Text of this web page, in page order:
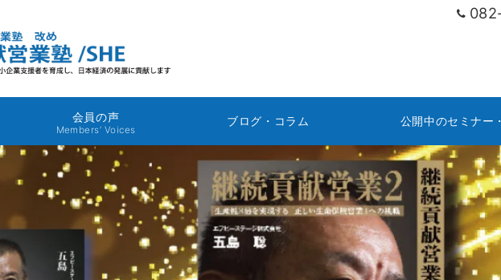
会員の声
Members’ Voices
ブログ・コラム 公開中のセミナー
継続貢献営業